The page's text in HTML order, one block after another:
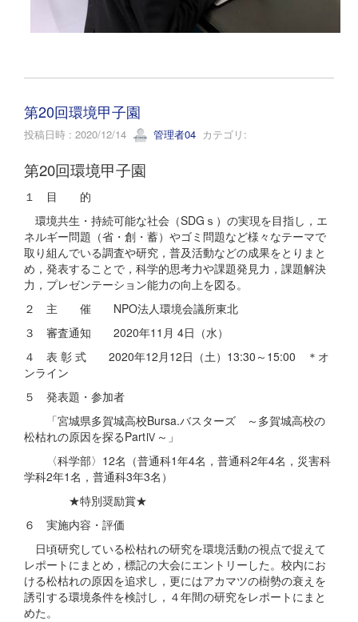
第20回環境甲子園
投稿日時 : 2020/12/14 管理者04 カテゴリ:
第20回環境甲子園
１ 目 的
環境共生・持続可能な社会（SDGｓ）の実現を目指し，エ
ネルギー問題（省・創・蓄）やゴミ問題など様々なテーマで
取り組んでいる調査や研究，普及活動などの成果をとりまと
め，発表することで，科学的思考力や課題発見力，課題解決
力，プレゼンテーション能力の向上を図る。
２ 主 催 NPO法人環境会議所東北
３ 審査通知 2020年11月 4日（水）
４ 表 彰 式 2020年12月12日（土）13:30～15:00 ＊オ
ンライン
５ 発表題・参加者
「宮城県多賀城高校Bursa.バスターズ ～多賀城高校の
松枯れの原因を探るPartⅣ～」
〈科学部〉12名（普通科1年4名，普通科2年4名，災害科
学科2年1名，普通科3年3名）
★特別奨励賞★
６ 実施内容・評価
日頃研究している松枯れの研究を環境活動の視点で捉えて
レポートにまとめ，標記の大会にエントリーした。校内にお
ける松枯れの原因を追求し，更にはアカマツの樹勢の衰えを
誘引する環境条件を検討し，４年間の研究をレポートにまと
めた。